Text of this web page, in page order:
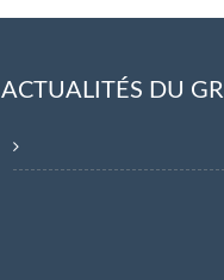
ACTUALITÉS DU